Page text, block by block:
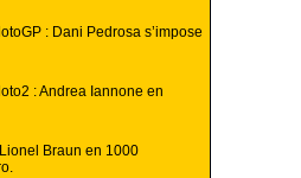
: Dani Pedrosa s’impose
: Andrea Iannone en
Braun en 1000